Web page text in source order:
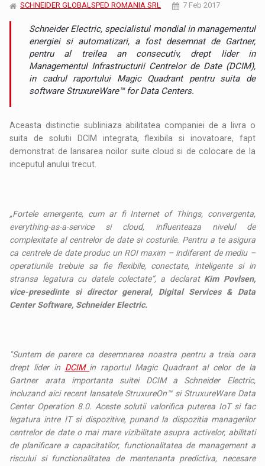
SCHNEIDER GLOBALSPED ROMANIA SRL 7 Feb 2017
Schneider Electric, specialistul mondial in managementul
energiei si automatizari, a fost desemnat de Gartner,
pentru al treilea an consecutiv, drept lider in
Managementul Infrastructurii Centrelor de Date (DCIM),
in cadrul raportului Magic Quadrant pentru suita de
software StruxureWare™ for Data Centers.
Aceasta distinctie subliniaza abilitatea companiei de a livra o
suita de solutii DCIM integrata, flexibila si inovatoare, fapt
demonstrat de lansarea noilor suite cloud si de colocare de la
inceputul anului trecut.
„Fortele emergente, cum ar fi Internet of Things, convergenta,
everything-as-a-service si cloud, influenteaza nivelul de
complexitate al centrelor de date si costurile. Pentru a te asigura
ca centrele de date produc un ROI maxim – indiferent de mediu –
operatiunile trebuie sa fie flexibile, conectate, inteligente si in
stransa legatura cu datele colectate”, a declarat Kim Povlsen,
vice-presedinte si director general, Digital Services & Data
Center Software, Schneider Electric.
"Suntem de parere ca desemnarea noastra pentru a treia oara
drept lider in DCIM in raportul Magic Quadrant al celor de la
Gartner arata importanta suitei DCIM a Schneider Electric,
incluzand aici recent lansatele StruxureOn™ si StruxureWare Data
Center Operation 8.0. Aceste solutii valorifica puterea IoT si fac
legatura intre IT si dispozitive, punand la dispozitia managerilor
centrelor de date o mai mare vizibilitate asupra activelor, abilitati
de planificare a capacitatilor, functionalitatea de management a
riscului si functionalitatea de mentenanta predictiva, necesare